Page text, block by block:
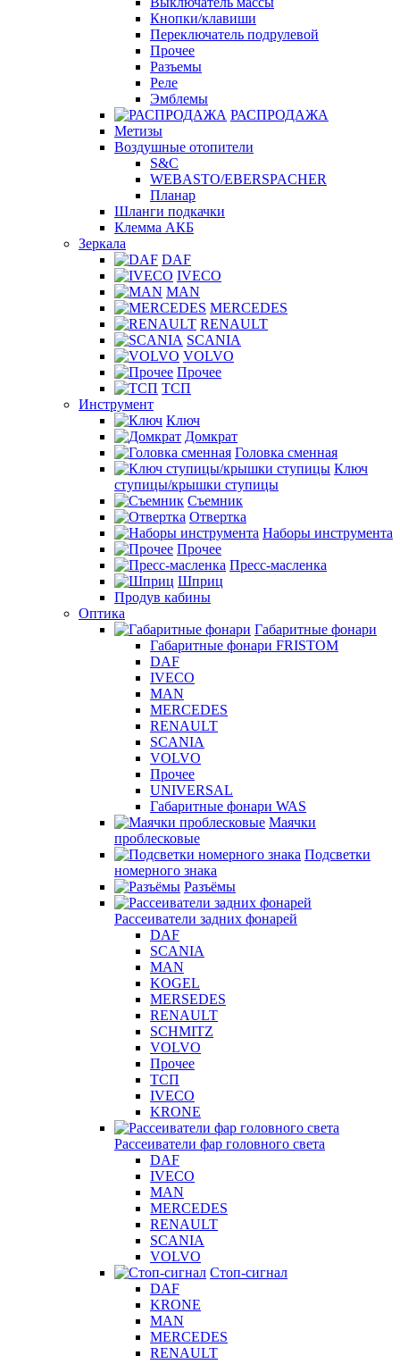
Кнопки/клавиши
Переключатель подрулевой
Прочее
Разъемы
Реле
Эмблемы
РАСПРОДАЖА
Метизы
Воздушные отопители
S&C
WEBASTO/EBERSPACHER
Планар
Шланги подкачки
Клемма АКБ
Зеркала
DAF
IVECO
MAN
MERCEDES
RENAULT
SCANIA
VOLVO
Прочее
ТСП
Инструмент
Ключ
Домкрат
Головка сменная
Ключ
ступицы/крышки ступицы
Съемник
Отвертка
Наборы инструмента
Прочее
Пресс-масленка
Шприц
Продув кабины
Оптика
Габаритные фонари
Габаритные фонари FRISTOM
DAF
IVECO
MAN
MERCEDES
RENAULT
SCANIA
VOLVO
Прочее
UNIVERSAL
Габаритные фонари WAS
Маячки
проблесковые
Подсветки
номерного знака
Разъёмы
Рассеиватели задних фонарей
DAF
SCANIA
MAN
KOGEL
MERSEDES
RENAULT
SCHMITZ
VOLVO
Прочее
ТСП
IVECO
KRONE
Рассеиватели фар головного света
DAF
IVECO
MAN
MERCEDES
RENAULT
SCANIA
VOLVO
Стоп-сигнал
DAF
KRONE
MAN
MERCEDES
RENAULT